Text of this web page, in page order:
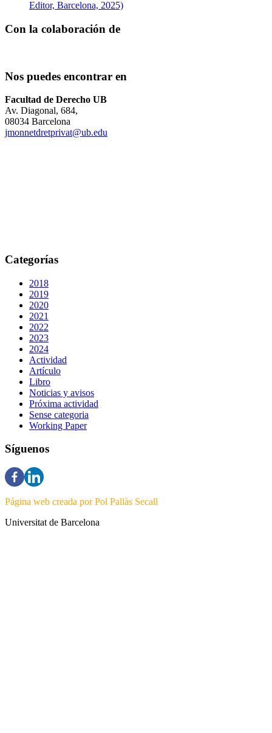
Editor, Barcelona, 2025)
Con la colaboración de
Nos puedes encontrar en
Facultad de Derecho UB
Av. Diagonal, 684,
08034 Barcelona
jmonnetdretprivat@ub.edu
Categorías
2018
2019
2020
2021
2022
2023
2024
Actividad
Artículo
Libro
Noticias y avisos
Próxima actividad
Sense categoria
Working Paper
Síguenos
Página web creada por Pol Pallàs Secall
Universitat de Barcelona